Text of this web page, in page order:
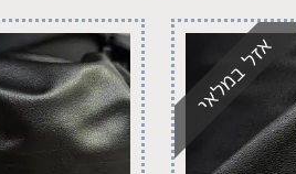
אזל במלאי